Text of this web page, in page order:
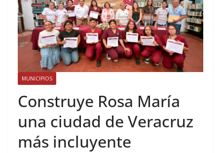
MUNICIPIOS
Construye Rosa María
una ciudad de Veracruz
más incluyente